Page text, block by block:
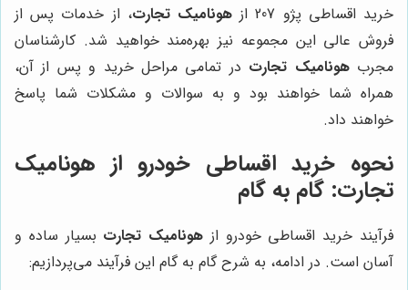
خرید اقساطی پژو 207 از
هونامیک تجارت، از خدمات پس از
فروش عالی این مجموعه نیز بهره‌مند خواهید شد. کارشناسان
مجربهونامیک تجارت در تمامی مراحل خرید و پس از آن،
همراه شما خواهند بود و به سوالات و مشکلات شما پاسخ
خواهند داد.
نحوه خرید اقساطی خودرو از هونامیک
تجارت: گام به گام
فرآیند خرید اقساطی خودرو از هونامیک تجارت بسیار ساده و
آسان است. در ادامه، به شرح گام به گام این فرآیند می‌پردازیم: